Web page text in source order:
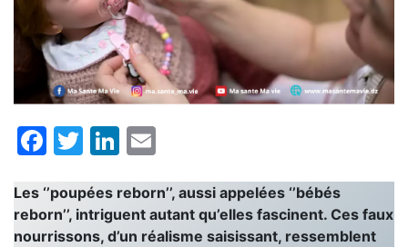
Facebook
TwitterLinkedIn
Les ‘’poupées reborn’’, aussi appelées ‘’bébés
reborn’’, intriguent autant qu’elles fascinent. Ces faux
nourrissons, d’un réalisme saisissant, ressemblent